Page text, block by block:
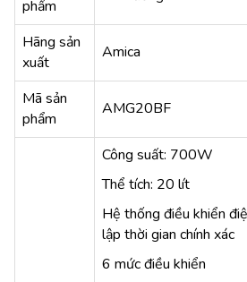
phẩm
Hãng sản
xuất
Amica
Mã sản
phẩm
AMG20BF
Công suất: 700W
Thể tích: 20 lít
Hệ thống điều khiển
lập thời gian chính xác
6 mức điều khiển